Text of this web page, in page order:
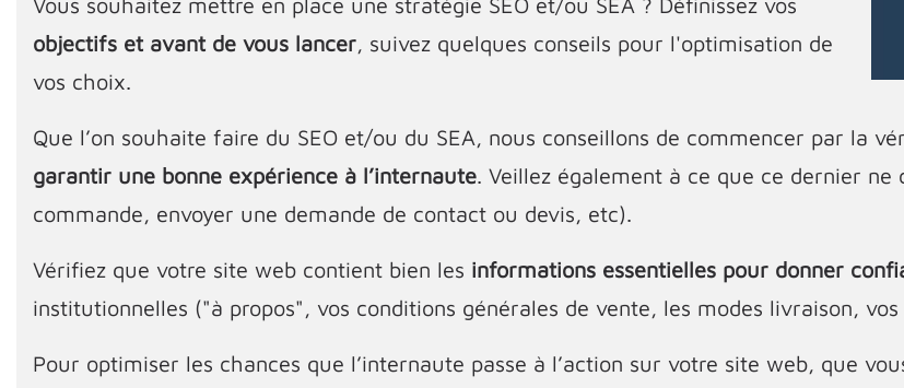
objectifs et avant de vous lancer, suivez quelques conseils pour l'optimisation de
vos choix.
Que l’on souhaite faire du SEO et/ou du SEA, nous conseillons de commencer par la
garantir une bonne expérience à l’internaute. Veillez également à ce que ce dernier
commande, envoyer une demande de contact ou devis, etc).
Vérifiez que votre site web contient bien les informations essentielles pour donner
institutionnelles ("à propos", vos conditions générales de vente, les modes livraison,
Pour optimiser les chances que l’internaute passe à l’action sur votre site web, que